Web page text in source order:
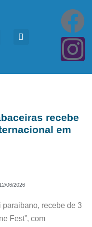
recebe
em
12/06/2026
recebe de 3
Fest”, com